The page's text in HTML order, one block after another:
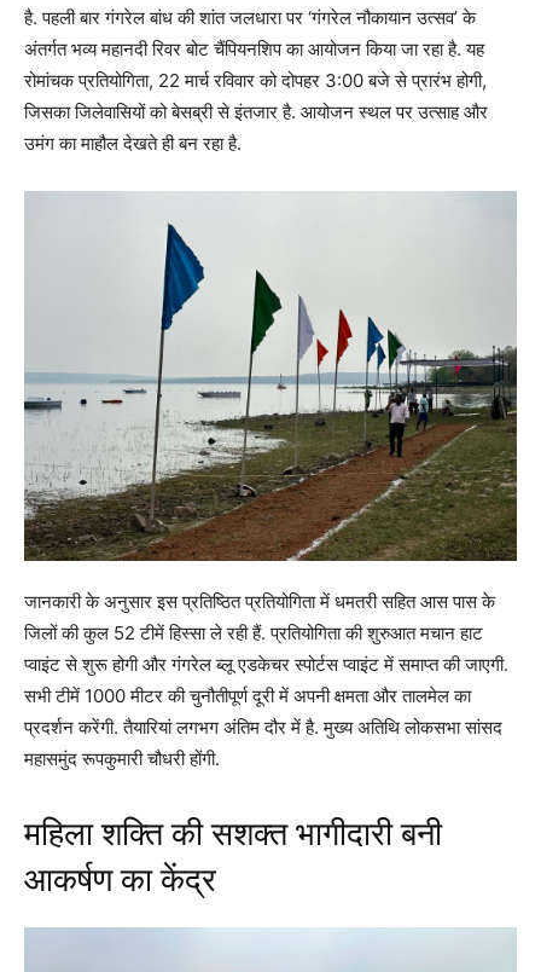
है. पहली बार गंगरेल बांध की शांत जलधारा पर ‘गंगरेल नौकायान उत्सव’ के
अंतर्गत भव्य महानदी रिवर बोट चैंपियनशिप का आयोजन किया जा रहा है. यह
रोमांचक प्रतियोगिता, 22 मार्च रविवार को दोपहर 3:00 बजे से प्रारंभ होगी,
जिसका जिलेवासियों को बेसब्री से इंतजार है. आयोजन स्थल पर उत्साह और
उमंग का माहौल देखते ही बन रहा है.
जानकारी के अनुसार इस प्रतिष्ठित प्रतियोगिता में धमतरी सहित आस पास के
जिलों की कुल 52 टीमें हिस्सा ले रही हैं. प्रतियोगिता की शुरुआत मचान हाट
प्वाइंट से शुरू होगी और गंगरेल ब्लू एडकेचर स्पोर्टस प्वाइंट में समाप्त की जाएगी.
सभी टीमें 1000 मीटर की चुनौतीपूर्ण दूरी में अपनी क्षमता और तालमेल का
प्रदर्शन करेंगी. तैयारियां लगभग अंतिम दौर में है. मुख्य अतिथि लोकसभा सांसद
महासमुंद रूपकुमारी चौधरी होंगी.
महिला शक्ति की सशक्त भागीदारी बनी
आकर्षण का केंद्र